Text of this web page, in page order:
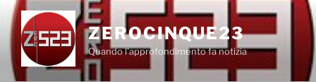
Salta
contenuto
ZEROCINQUE23
Quando l'approfondimento fa notizia